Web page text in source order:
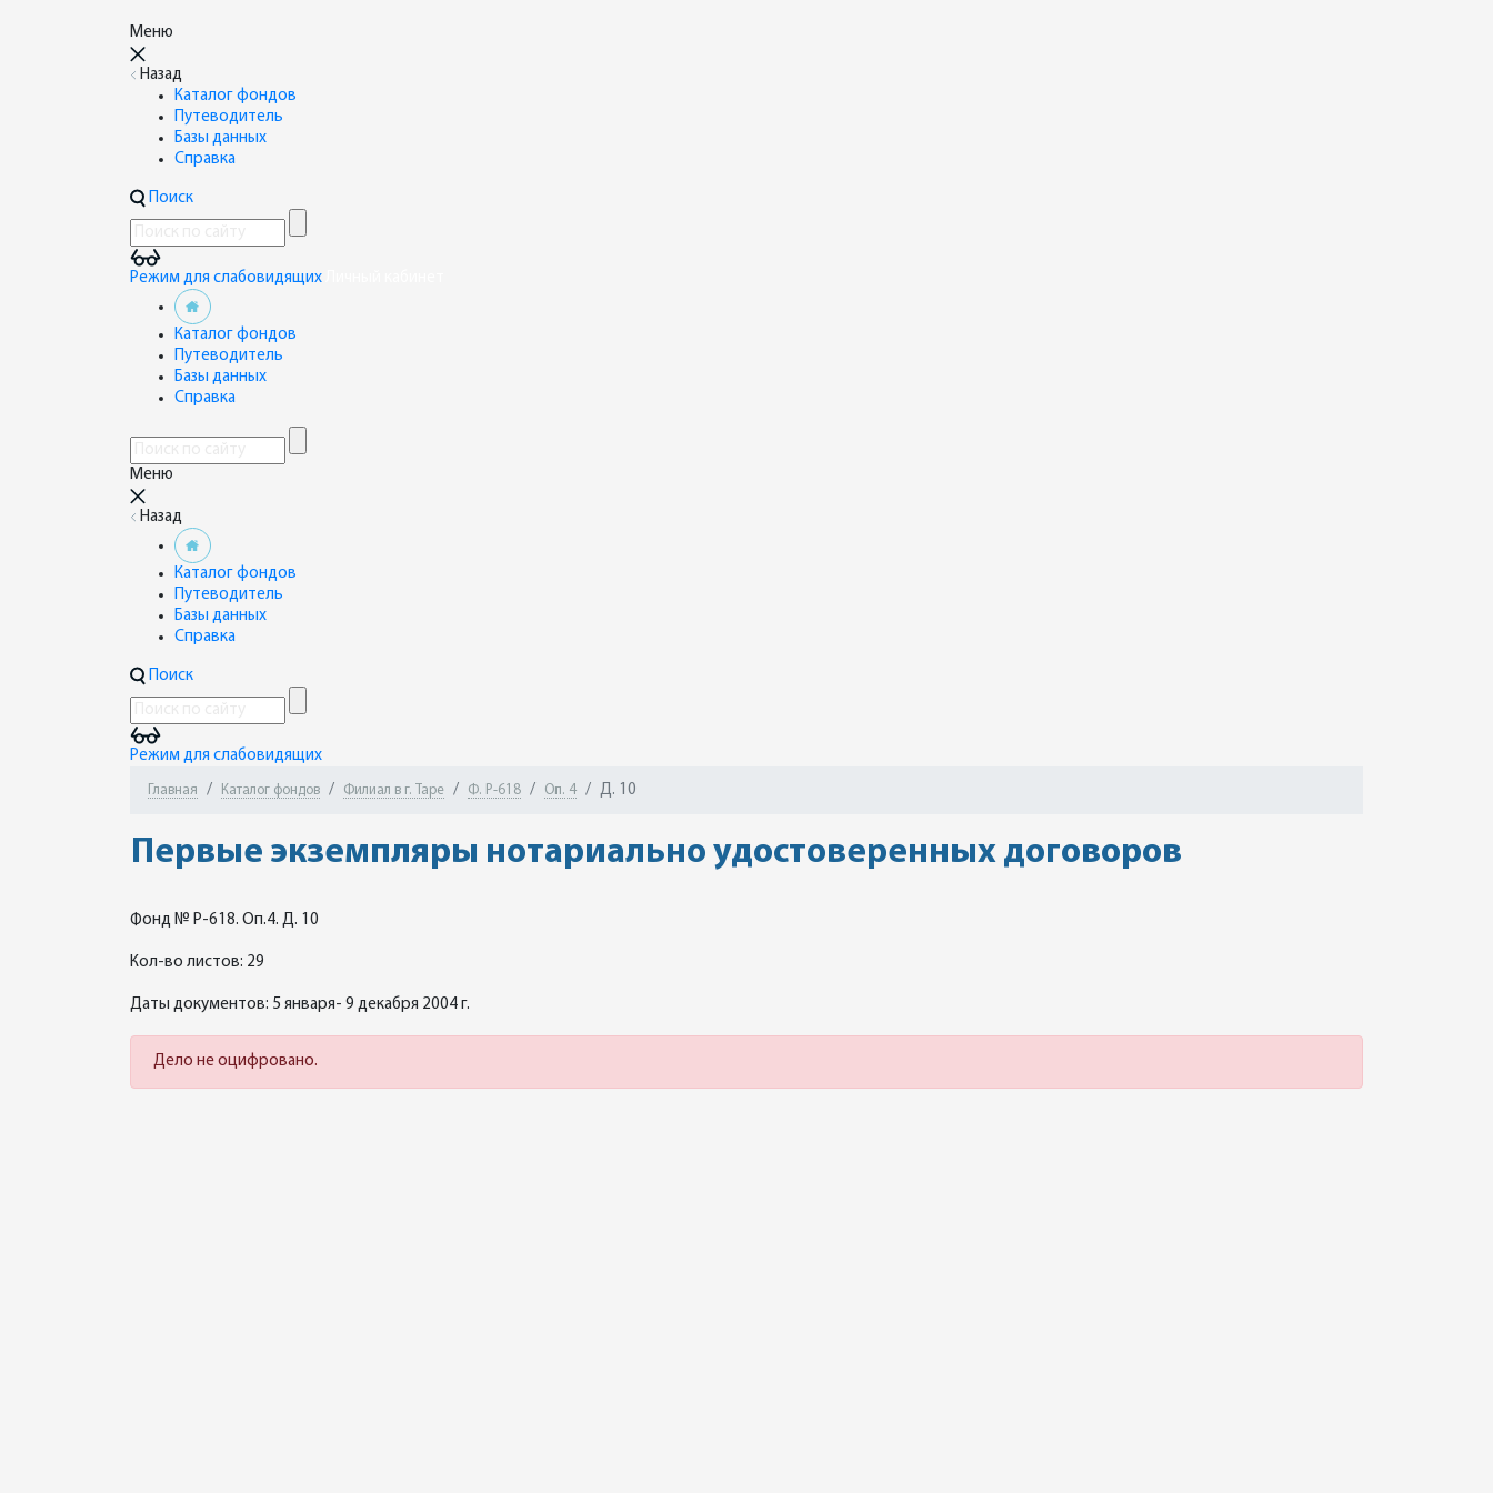
Меню
Назад
Каталог фондов
Путеводитель
Базы данных
Справка
Поиск
Режим для слабовидящих
Каталог фондов
Путеводитель
Базы данных
Справка
Меню
Назад
Каталог фондов
Путеводитель
Базы данных
Справка
Поиск
Режим для слабовидящих
Главная Каталог фондов Филиал в г. Таре Ф. Р-618 Оп. 4 Д. 10
Первые экземпляры нотариально удостоверенных договоров
Фонд № Р-618. Оп.4. Д. 10
Кол-во листов: 29
Даты документов: 5 января- 9 декабря 2004 г.
Дело не оцифровано.